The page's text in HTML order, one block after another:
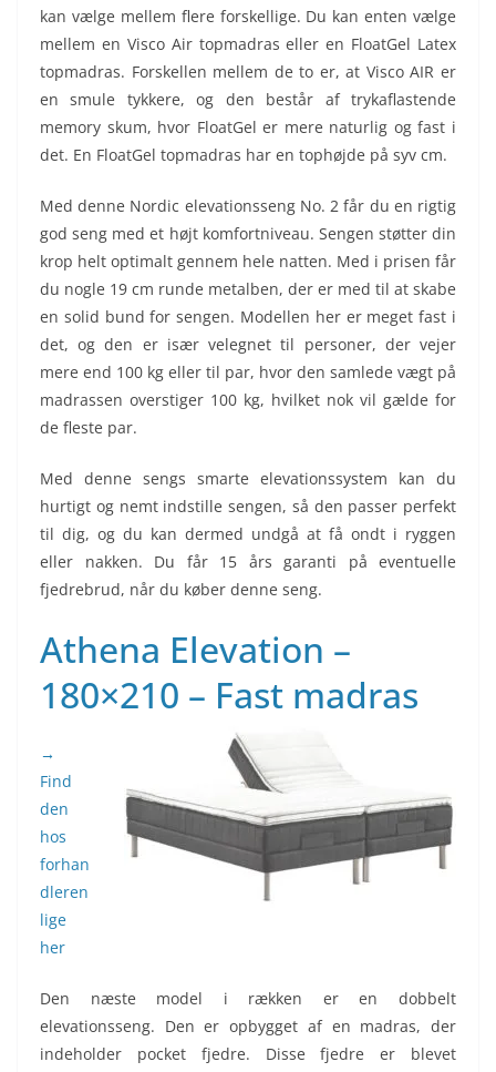
kan vælge mellem flere forskellige. Du kan enten vælge
mellem en Visco Air topmadras eller en FloatGel Latex
topmadras. Forskellen mellem de to er, at Visco AIR er
en smule tykkere, og den består af trykaflastende
memory skum, hvor FloatGel er mere naturlig og fast i
det. En FloatGel topmadras har en tophøjde på syv cm.
Med denne Nordic elevationsseng No. 2 får du en rigtig
god seng med et højt komfortniveau. Sengen støtter din
krop helt optimalt gennem hele natten. Med i prisen får
du nogle 19 cm runde metalben, der er med til at skabe
en solid bund for sengen. Modellen her er meget fast i
det, og den er især velegnet til personer, der vejer
mere end 100 kg eller til par, hvor den samlede vægt på
madrassen overstiger 100 kg, hvilket nok vil gælde for
de fleste par.
Med denne sengs smarte elevationssystem kan du
hurtigt og nemt indstille sengen, så den passer perfekt
til dig, og du kan dermed undgå at få ondt i ryggen
eller nakken. Du får 15 års garanti på eventuelle
fjedrebrud, når du køber denne seng.
Athena Elevation –
180×210 – Fast madras
→
Find
den
hos
forhan
dleren
lige
her
Den næste model i rækken er en dobbelt
elevationsseng. Den er opbygget af en madras, der
indeholder pocket fjedre. Disse fjedre er blevet